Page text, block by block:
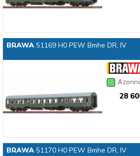
BRAWA51169 H0 PEW Bmhe DR, IV
28
BRAWA51170 H0 PEW Bmhe DR, IV